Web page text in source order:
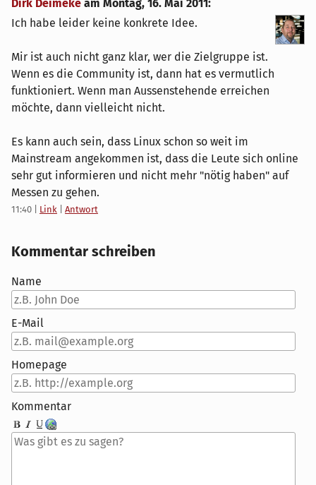
Dirk Deimeke am Montag, 16. Mai 2011:
Ich habe leider keine konkrete Idee.
Mir ist auch nicht ganz klar, wer die Zielgruppe ist.
Wenn es die Community ist, dann hat es vermutlich
funktioniert. Wenn man Aussenstehende erreichen
möchte, dann vielleicht nicht.
Es kann auch sein, dass Linux schon so weit im
Mainstream angekommen ist, dass die Leute sich online
sehr gut informieren und nicht mehr "nötig haben" auf
Messen zu gehen.
11:40 Link Antwort
Kommentar schreiben
Name
E-Mail
Homepage
Kommentar